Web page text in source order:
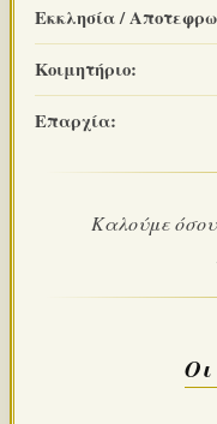
Εκκλησία /
Κοιμητήριο:
Επαρχία:
Καλούμε
Οι